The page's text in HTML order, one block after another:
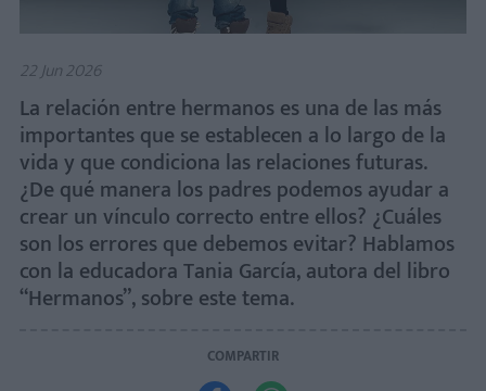
22 Jun 2026
La relación entre hermanos es una de las más
importantes que se establecen a lo largo de la
vida y que condiciona las relaciones futuras.
¿De qué manera los padres podemos ayudar a
crear un vínculo correcto entre ellos? ¿Cuáles
son los errores que debemos evitar? Hablamos
con la educadora Tania García, autora del libro
“Hermanos”, sobre este tema.
COMPARTIR